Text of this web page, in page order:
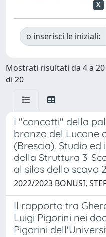
X
o inserisci le iniziali:
Mostrati risultati da 4 a 20
di 20
I "concotti" della
bronzo del Lucone
(Brescia). Studio
della Struttura 3-
al silos dello scavo
2022/2023 BONUSI,
Il rapporto tra
Luigi Pigorini nei
Pigorini